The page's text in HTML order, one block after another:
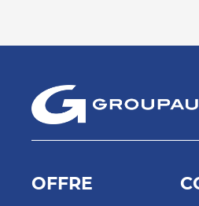
OFFRE